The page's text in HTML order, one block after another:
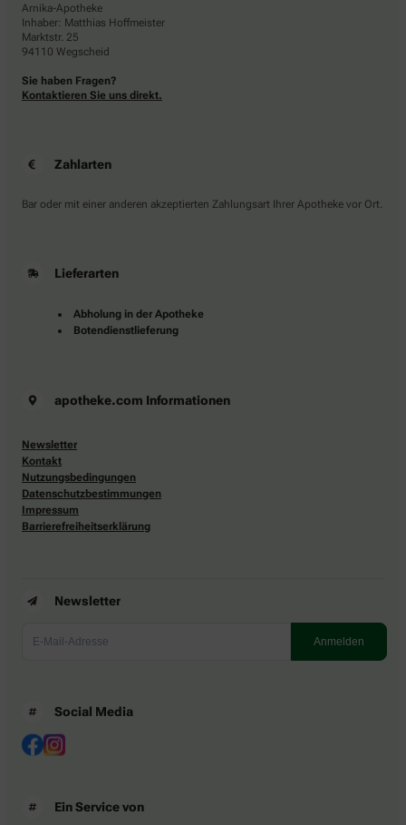
Arnika-Apotheke
Inhaber: Matthias Hoffmeister
Marktstr. 25
94110 Wegscheid
Sie haben Fragen?
Kontaktieren Sie uns direkt.
Zahlarten
Bar oder mit einer anderen akzeptierten Zahlungsart Ihrer Apotheke vor Ort.
Lieferarten
Abholung in der Apotheke
Botendienstlieferung
apotheke.com Informationen
Newsletter
Kontakt
Nutzungsbedingungen
Datenschutzbestimmungen
Impressum
Barrierefreiheitserklärung
Newsletter
Social Media
Ein Service von